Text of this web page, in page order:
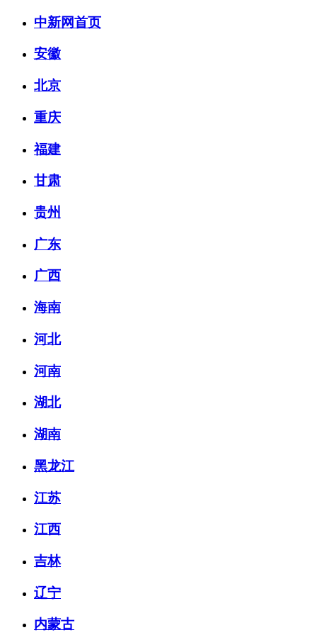
中新网首页
安徽
北京
重庆
福建
甘肃
贵州
广东
广西
海南
河北
河南
湖北
湖南
黑龙江
江苏
江西
吉林
辽宁
内蒙古